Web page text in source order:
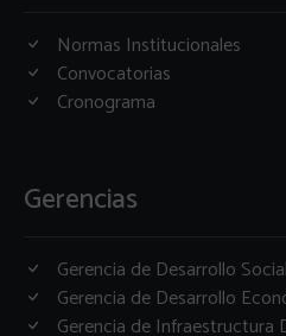
Normas Institucionales
Convocatorias
Cronograma
Gerencias
Gerencia de Desarrollo
Gerencia de Desarrollo
Gerencia de Infraestructura